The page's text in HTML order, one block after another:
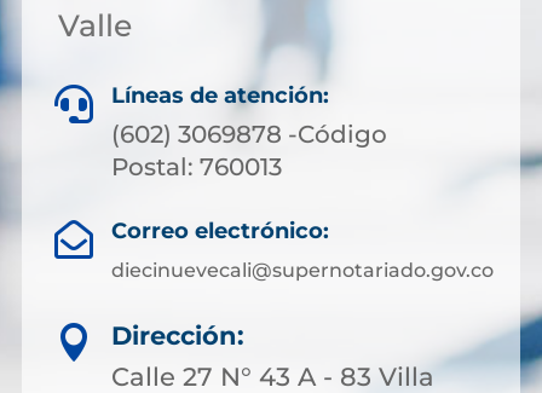
Valle
 Líneas de atención:
(602) 3069878 -Código
Postal: 760013
 Correo electrónico:
diecinuevecali@supernotariado.gov.co

Dirección:
Calle 27 N° 43 A - 83 Villa